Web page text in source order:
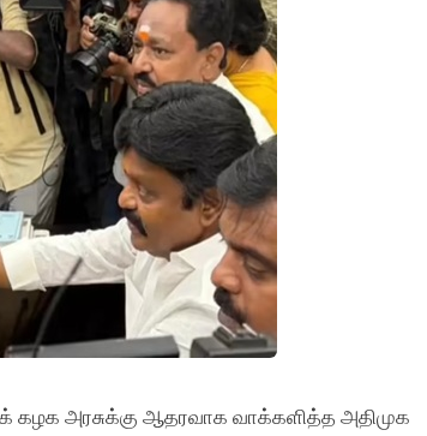
கழக அரசுக்கு ஆதரவாக வாக்களித்த அதிமுக